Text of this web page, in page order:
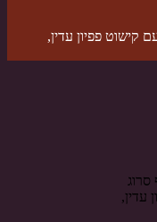
קישוט פפיון עדין,
סרוג
עדין,